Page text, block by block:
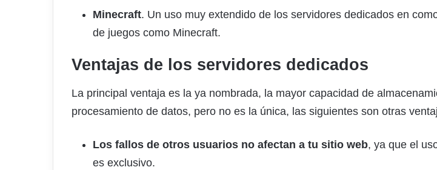
Minecraft. Un uso muy extendido de los servidores dedicados en
de juegos como Minecraft.
Ventajas de los servidores dedicados
La principal ventaja es la ya nombrada, la mayor capacidad de
procesamiento de datos, pero no es la única, las siguientes son otras
Los fallos de otros usuarios no afectan a tu sitio web, ya que el
es exclusivo.